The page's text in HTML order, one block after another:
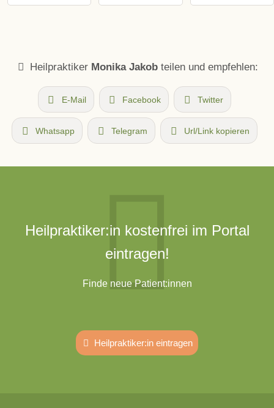
Heilpraktiker Monika Jakob teilen und empfehlen:
E-Mail Facebook Twitter
Whatsapp Telegram Url/Link kopieren
Heilpraktiker:in kostenfrei im Portal
eintragen!
Finde neue Patient:innen
Heilpraktiker:in eintragen